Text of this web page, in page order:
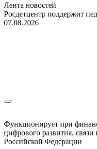
Лента новостей
Росдетцентр поддержит
07.08.2026
Функционирует при
цифрового развития,
Российской Федерации